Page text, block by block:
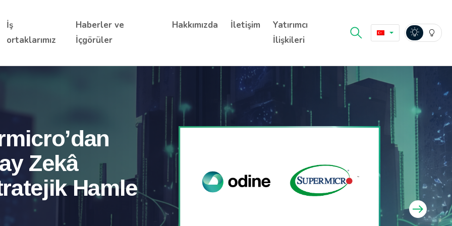
İş
ortaklarımız
Haberler ve
İçgörüler
Hakkımızda İletişim
Yatırımcı
İlişkileri
üst üste
Zekâ
Hamle
Zekaya
derin entegrasyon
zekâ çözümleri.